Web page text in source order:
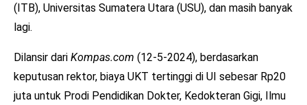
(ITB), Universitas Sumatera Utara (USU), dan masih banyak
lagi.
Dilansir dari Kompas.com (12-5-2024), berdasarkan
keputusan rektor, biaya UKT tertinggi di UI sebesar Rp20
juta untuk Prodi Pendidikan Dokter, Kedokteran Gigi, Ilmu